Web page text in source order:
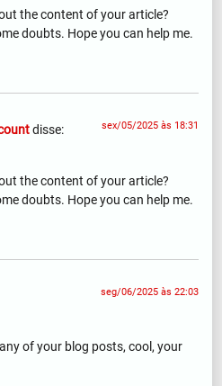
the content of your article?
doubts. Hope you can help me.
disse: sex/05/2025 às 18:31
the content of your article?
doubts. Hope you can help me.
seg/06/2025 às 22:03
of your blog posts, cool, your